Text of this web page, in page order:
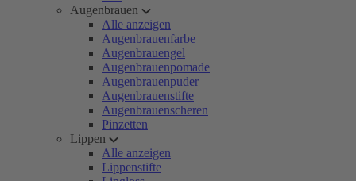
Augenbrauen
Alle anzeigen
Augenbrauenfarbe
Augenbrauengel
Augenbrauenpomade
Augenbrauenpuder
Augenbrauenstifte
Augenbrauenscheren
Pinzetten
Lippen
Alle anzeigen
Lippenstifte